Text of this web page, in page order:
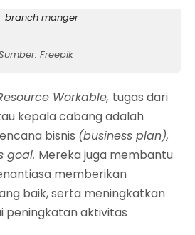
Freepik
Workable, tugas dari
kepala cabang adalah
bisnis (business plan),
goal. Mereka juga membantu
memberikan
baik, serta meningkatkan
peningkatan aktivitas